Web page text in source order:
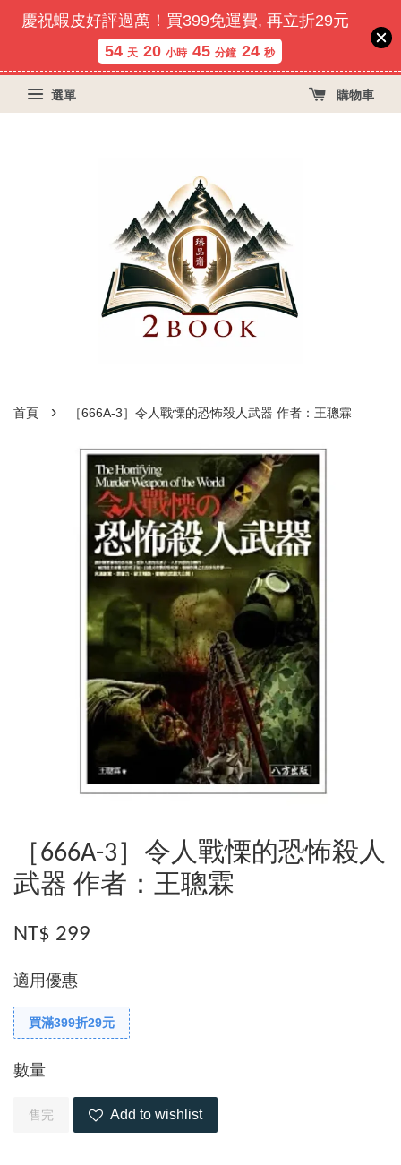
慶祝蝦皮好評過萬！買399免運費, 再立折29元
54 天 20 小時 45 分鐘 23 秒
選單 購物車
首頁 › ［666A-3］令人戰慄的恐怖殺人武器 作者：王聰霖
［666A-3］令人戰慄的恐怖殺人
武器 作者：王聰霖
NT$ 299
適用優惠
買滿399折29元
數量
售完 Add to wishlist